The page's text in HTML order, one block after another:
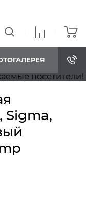
посетители!
Sigma,